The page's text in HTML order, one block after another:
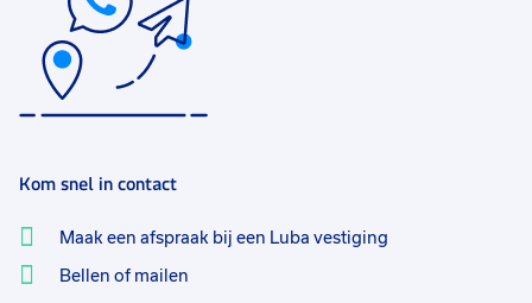
Kom snel in contact
Maak een afspraak bij een Luba vestiging
Bellen of mailen